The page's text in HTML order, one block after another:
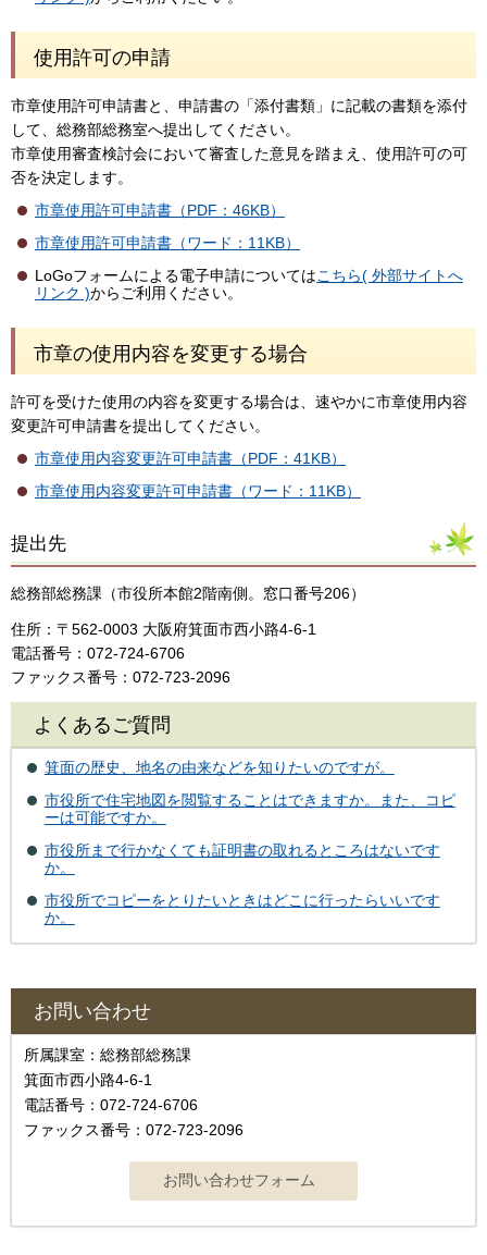
使用許可の申請
市章使用許可申請書と、申請書の「添付書類」に記載の書類を添付
して、総務部総務室へ提出してください。
市章使用審査検討会において審査した意見を踏まえ、使用許可の可
否を決定します。
市章使用許可申請書（PDF：46KB）
市章使用許可申請書（ワード：11KB）
LoGoフォームによる電子申請についてはこちら( 外部サイトへ
リンク )からご利用ください。
市章の使用内容を変更する場合
許可を受けた使用の内容を変更する場合は、速やかに市章使用内容
変更許可申請書を提出してください。
市章使用内容変更許可申請書（PDF：41KB）
市章使用内容変更許可申請書（ワード：11KB）
提出先
総務部総務課（市役所本館2階南側。窓口番号206）
住所：〒562-0003 大阪府箕面市西小路4‐6‐1
電話番号：072-724-6706
ファックス番号：072-723-2096
よくあるご質問
箕面の歴史、地名の由来などを知りたいのですが。
市役所で住宅地図を閲覧することはできますか。また、コピ
ーは可能ですか。
市役所まで行かなくても証明書の取れるところはないです
か。
市役所でコピーをとりたいときはどこに行ったらいいです
か。
お問い合わせ
所属課室：総務部総務課
箕面市西小路4‐6‐1
電話番号：072-724-6706
ファックス番号：072-723-2096